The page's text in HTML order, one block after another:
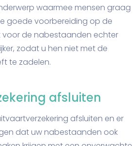
waarmee mensen graag
goede voorbereiding op de
de nabestaanden echter
zodat u hen niet met de
te zadelen.
afsluiten
afsluiten en er
dat uw nabestaanden ook